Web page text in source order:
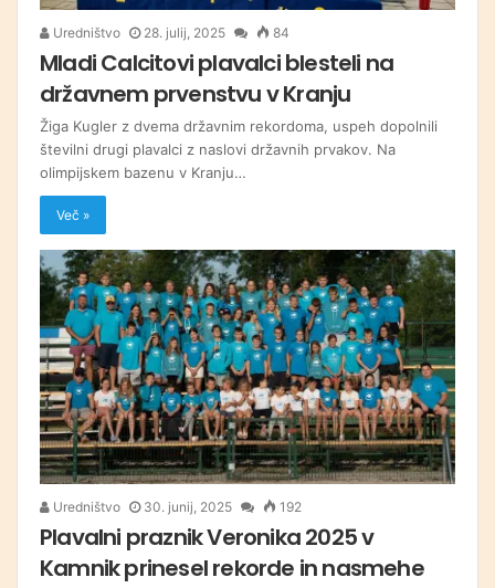
Uredništvo 28. julij, 2025 84
Mladi Calcitovi plavalci blesteli na
državnem prvenstvu v Kranju
Žiga Kugler z dvema državnim rekordoma, uspeh dopolnili
številni drugi plavalci z naslovi državnih prvakov. Na
olimpijskem bazenu v Kranju…
Več »
Uredništvo 30. junij, 2025 192
Plavalni praznik Veronika 2025 v
Kamnik prinesel rekorde in nasmehe